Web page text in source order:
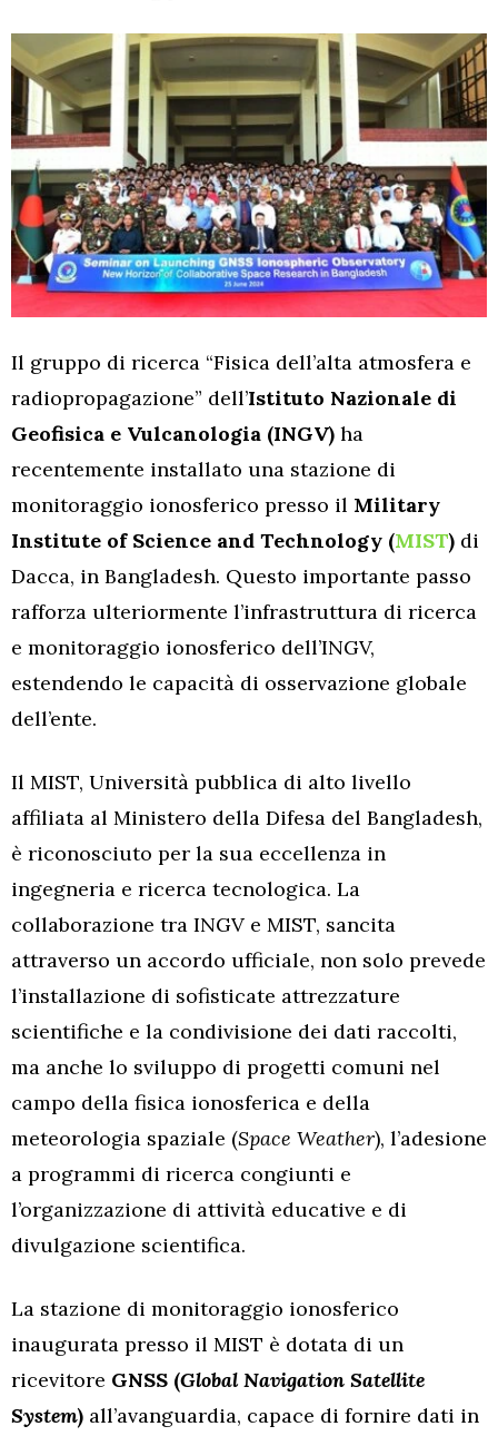
Il gruppo di ricerca “Fisica dell’alta atmosfera e
radiopropagazione” dell’Istituto Nazionale di
Geofisica e Vulcanologia (INGV) ha
recentemente installato una stazione di
monitoraggio ionosferico presso il Military
Institute of Science and Technology (MIST) di
Dacca, in Bangladesh. Questo importante passo
rafforza ulteriormente l’infrastruttura di ricerca
e monitoraggio ionosferico dell’INGV,
estendendo le capacità di osservazione globale
dell’ente.
Il MIST, Università pubblica di alto livello
affiliata al Ministero della Difesa del Bangladesh,
è riconosciuto per la sua eccellenza in
ingegneria e ricerca tecnologica. La
collaborazione tra INGV e MIST, sancita
attraverso un accordo ufficiale, non solo prevede
l’installazione di sofisticate attrezzature
scientifiche e la condivisione dei dati raccolti,
ma anche lo sviluppo di progetti comuni nel
campo della fisica ionosferica e della
meteorologia spaziale (Space Weather), l’adesione
a programmi di ricerca congiunti e
l’organizzazione di attività educative e di
divulgazione scientifica.
La stazione di monitoraggio ionosferico
inaugurata presso il MIST è dotata di un
ricevitore GNSS (Global Navigation Satellite
System) all’avanguardia, capace di fornire dati in